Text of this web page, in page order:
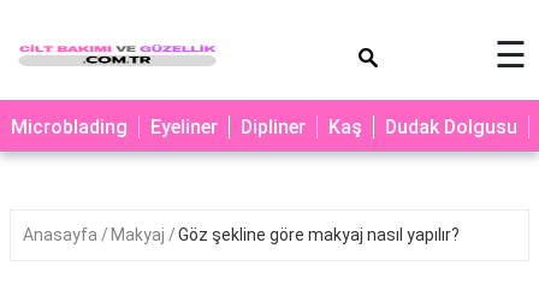
MAKYAJ
MİCROBLADİNG
LAZER
☰
Microblading Eyeliner Dipliner Kaş Dudak Dolgusu
Anasayfa Makyaj Göz şekline göre makyaj nasıl yapılır?